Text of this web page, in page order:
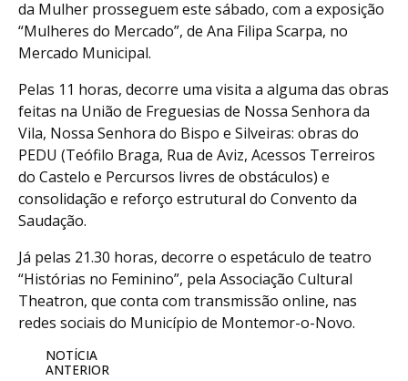
da Mulher prosseguem este sábado, com a exposição
“Mulheres do Mercado”, de Ana Filipa Scarpa, no
Mercado Municipal.
Pelas 11 horas, decorre uma visita a alguma das obras
feitas na União de Freguesias de Nossa Senhora da
Vila, Nossa Senhora do Bispo e Silveiras: obras do
PEDU (Teófilo Braga, Rua de Aviz, Acessos Terreiros
do Castelo e Percursos livres de obstáculos) e
consolidação e reforço estrutural do Convento da
Saudação.
Já pelas 21.30 horas, decorre o espetáculo de teatro
“Histórias no Feminino”, pela Associação Cultural
Theatron, que conta com transmissão online, nas
redes sociais do Município de Montemor-o-Novo.
NOTÍCIA
ANTERIOR